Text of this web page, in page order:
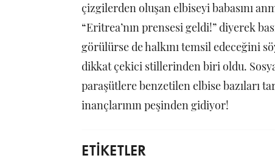
çizgilerden oluşan elbiseyi babasını
“Eritrea’nın prensesi geldi!” diyerek
görülürse de halkını temsil edeceğini
dikkat çekici stillerinden biri oldu.
paraşütlere benzetilen elbise bazıları
inançlarının peşinden gidiyor!
ETİKETLER